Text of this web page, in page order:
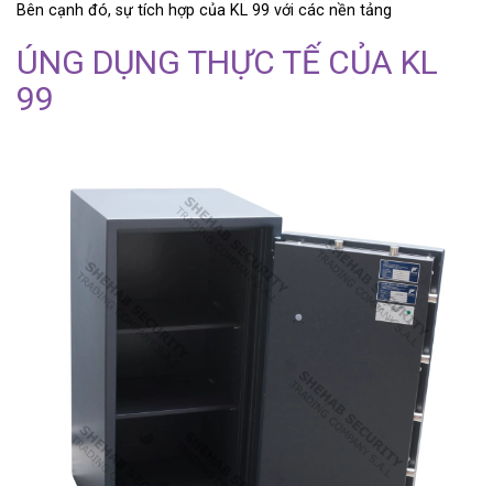
Bên cạnh đó, sự tích hợp của KL 99 với các nền tảng
ÚNG DỤNG THỰC TẾ CỦA KL
99